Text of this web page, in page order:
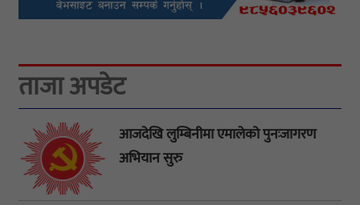
ताजा अपडेट
आजदेखि लुम्बिनीमा एमालेको पुनःजागरण
अभियान सुरु